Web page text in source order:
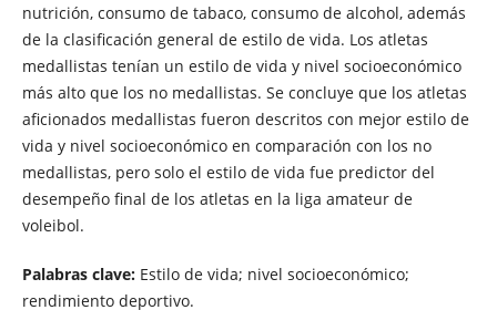
nutrición, consumo de tabaco, consumo de alcohol, además
de la clasificación general de estilo de vida. Los atletas
medallistas tenían un estilo de vida y nivel socioeconómico
más alto que los no medallistas. Se concluye que los atletas
aficionados medallistas fueron descritos con mejor estilo de
vida y nivel socioeconómico en comparación con los no
medallistas, pero solo el estilo de vida fue predictor del
desempeño final de los atletas en la liga amateur de
voleibol.
Palabras clave:Estilo de vida; nivel socioeconómico;
rendimiento deportivo.